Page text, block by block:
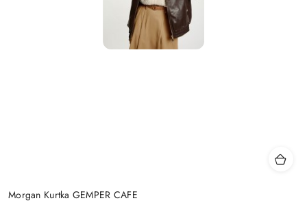
Morgan Kurtka GEMPER CAFE